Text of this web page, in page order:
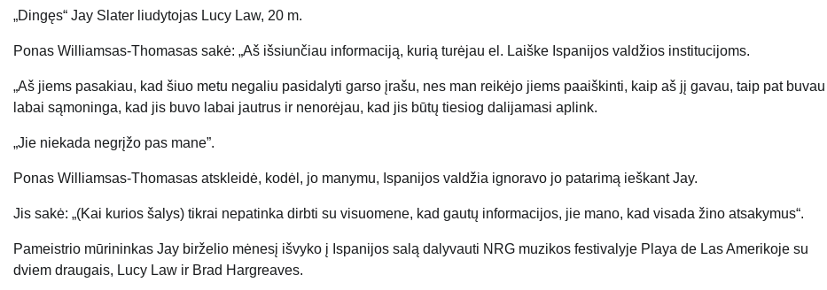
„Dingęs“ Jay Slater liudytojas Lucy Law, 20 m.
Ponas Williamsas-Thomasas sakė: „Aš išsiunčiau informaciją, kurią turėjau el. Laiške Ispanijos valdžios institucijoms.
„Aš jiems pasakiau, kad šiuo metu negaliu pasidalyti garso įrašu, nes man reikėjo jiems paaiškinti, kaip aš jį gavau, taip pat buvau
labai sąmoninga, kad jis buvo labai jautrus ir nenorėjau, kad jis būtų tiesiog dalijamasi aplink.
„Jie niekada negrįžo pas mane”.
Ponas Williamsas-Thomasas atskleidė, kodėl, jo manymu, Ispanijos valdžia ignoravo jo patarimą ieškant Jay.
Jis sakė: „(Kai kurios šalys) tikrai nepatinka dirbti su visuomene, kad gautų informacijos, jie mano, kad visada žino atsakymus“.
Pameistrio mūrininkas Jay birželio mėnesį išvyko į Ispanijos salą dalyvauti NRG muzikos festivalyje Playa de Las Amerikoje su
dviem draugais, Lucy Law ir Brad Hargreaves.